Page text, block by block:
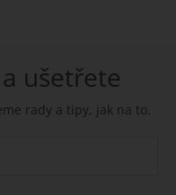
ušetřete
rady a tipy, jak na to.